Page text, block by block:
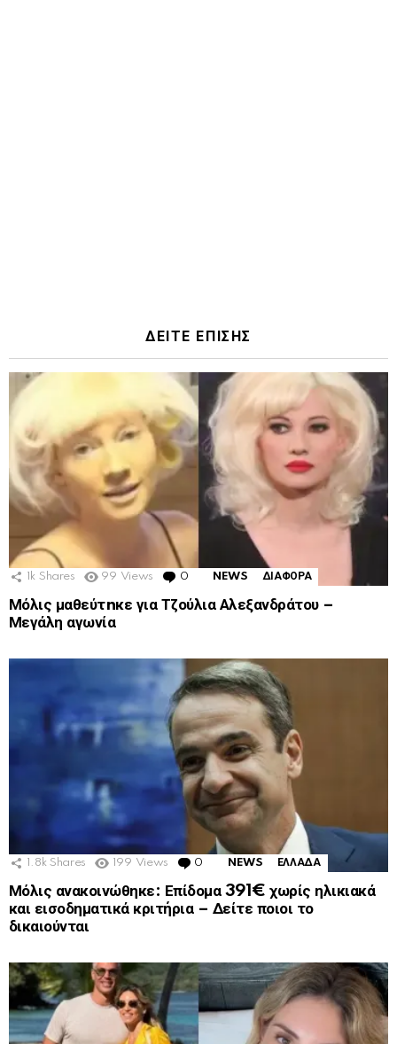
ΔΕΙΤΕ ΕΠΙΣΗΣ
1k Shares 99 Views 0 Comments
NEWS ΔΙΑΦΟΡΑ
Μόλις μαθεύτnκε για Τζούλια Αλεξανδράτου –
Μεγάλη αγωνία
1.8k Shares 199 Views 0 Comments
NEWS ΕΛΛΑΔΑ
Μόλις ανακοινώθηκε: Επίδομα 391€ χωρίς ηλικιακά
και εισοδηματικά κριτήρια – Δείτε ποιοι το
δικαιούνται